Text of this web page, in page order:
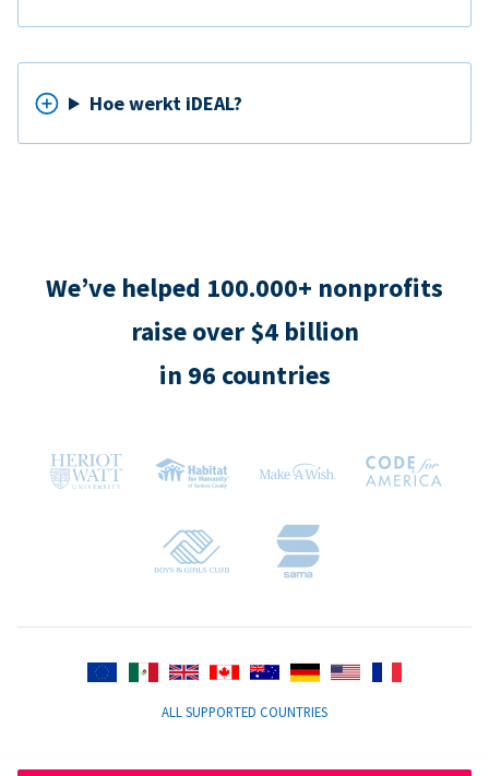
Hoe werkt iDEAL?
We’ve helped 100.000+ nonprofits
raise over $4 billion
in 96 countries
ALL SUPPORTED COUNTRIES